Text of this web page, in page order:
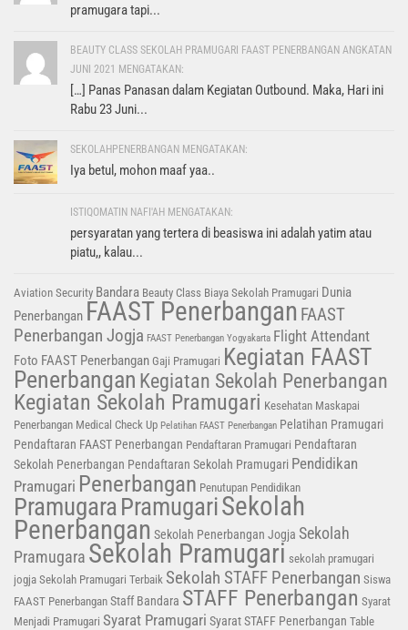
pramugara tapi...
BEAUTY CLASS SEKOLAH PRAMUGARI FAAST PENERBANGAN ANGKATAN
JUNI 2021 MENGATAKAN:
[…] Panas Panasan dalam Kegiatan Outbound. Maka, Hari ini
Rabu 23 Juni...
SEKOLAHPENERBANGAN MENGATAKAN:
Iya betul, mohon maaf yaa..
ISTIQOMATIN NAFI'AH MENGATAKAN:
persyaratan yang tertera di beasiswa ini adalah yatim atau
piatu,, kalau...
Aviation Security Bandara Beauty Class Biaya Sekolah Pramugari Dunia
Penerbangan FAAST Penerbangan FAAST
Penerbangan Jogja FAAST Penerbangan Yogyakarta Flight Attendant
Foto FAAST Penerbangan Gaji Pramugari Kegiatan FAAST
Penerbangan Kegiatan Sekolah Penerbangan
Kegiatan Sekolah Pramugari Kesehatan Maskapai
Penerbangan Medical Check Up Pelatihan FAAST Penerbangan Pelatihan Pramugari
Pendaftaran FAAST Penerbangan Pendaftaran Pramugari Pendaftaran
Sekolah Penerbangan Pendaftaran Sekolah Pramugari Pendidikan
Pramugari Penerbangan Penutupan Pendidikan
PramugaraPramugariSekolah
Penerbangan Sekolah Penerbangan Jogja Sekolah
Pramugara Sekolah Pramugari sekolah pramugari
jogja Sekolah Pramugari Terbaik Sekolah STAFF Penerbangan Siswa
FAAST Penerbangan Staff Bandara STAFF Penerbangan Syarat
Menjadi Pramugari Syarat Pramugari Syarat STAFF Penerbangan Table